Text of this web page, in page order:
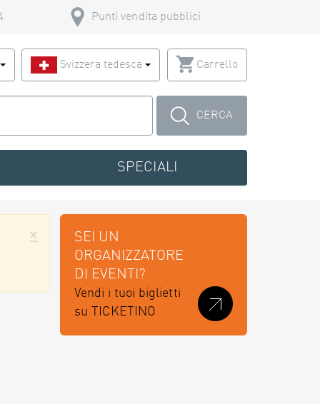
Punti vendita pubblici
Svizzera tedesca Carrello
CERCA
SPECIALI
×
SEI UN
ORGANIZZATORE
DI EVENTI?
Vendi i tuoi biglietti
su TICKETINO